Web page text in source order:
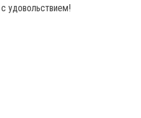
с удовольствием!